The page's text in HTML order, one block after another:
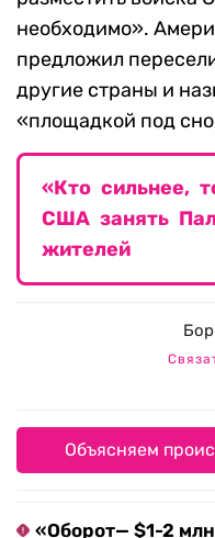
необходимо».
предложил
другие страны и
«площадкой под
«Кто сильнее,
США занять
жителей
Объясняем
«Оборот— $1-2